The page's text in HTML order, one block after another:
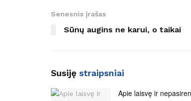
Senesnis įrašas
Sūnų augins ne karui, o taikai
Susiję straipsniai
Apie laisvę ir